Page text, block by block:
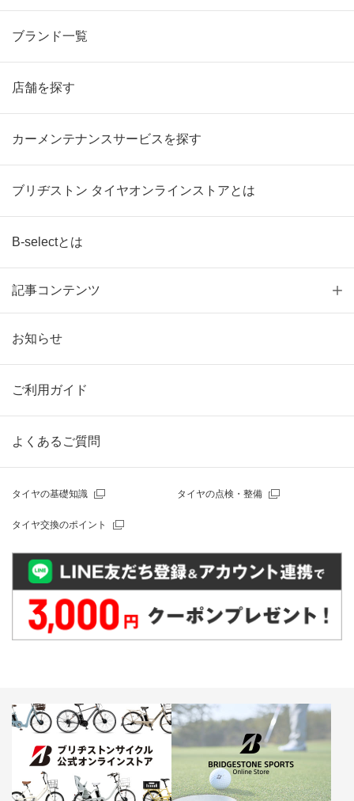
ブランド一覧
店舗を探す
カーメンテナンスサービスを探す
ブリヂストン タイヤオンラインストアとは
B-selectとは
記事コンテンツ
お知らせ
ご利用ガイド
よくあるご質問
タイヤの基礎知識 タイヤの点検・整備
タイヤ交換のポイント